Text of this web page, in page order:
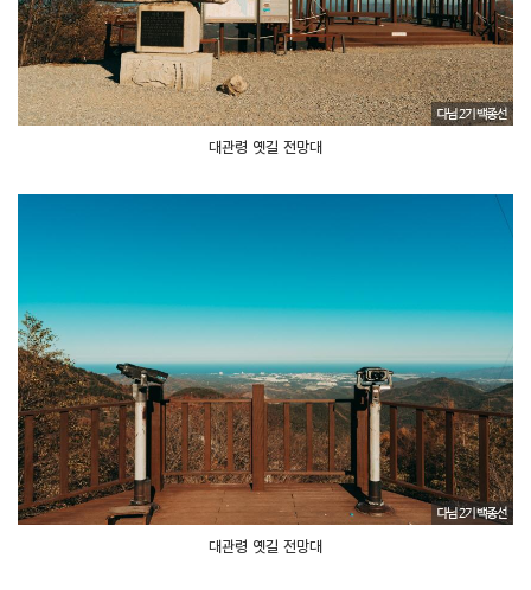
대관령 옛길 전망대
대관령 옛길 전망대